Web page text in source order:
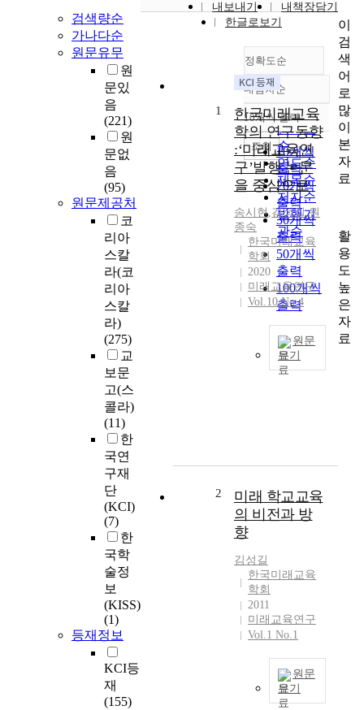
검색량순
가나다순
원문유무
원
문있
음
(221)
원
문없
음
(95)
원문제공처
코
리아
스칼
라(코
리아
스칼
라)
(275)
교
보문
고(스
콜라)
(11)
한
국연
구재
단
(KCI)
(7)
한
국학
술정
보
(KISS)
(1)
등재정보
KCI등
재
(155)
내보내기
내책장담기
한글로보기
정확도순
정확도
순
인기도
순
연도순
제목순
저자순
발행기
관순
내림차순
내림차순
10개씩 출력
10개씩
출력
20개씩
출력
30개씩
출력
50개씩
출력
100개씩
출력
조회
1
한국미래교육
학의 연구동향
:‘미래교육연
구’발행 논문
을 중심으로
송시현,김성길,원
종숙
한국미래교육
학회
2020
미래교육연구
Vol.10 No.4
원문
보기
2
미래 학교교육
의 비전과 방
향
김성길
한국미래교육
학회
2011
미래교육연구
Vol.1 No.1
원문
보기
이
검
색
어
로
많
이
본
자
료
활
용
도
높
은
자
료